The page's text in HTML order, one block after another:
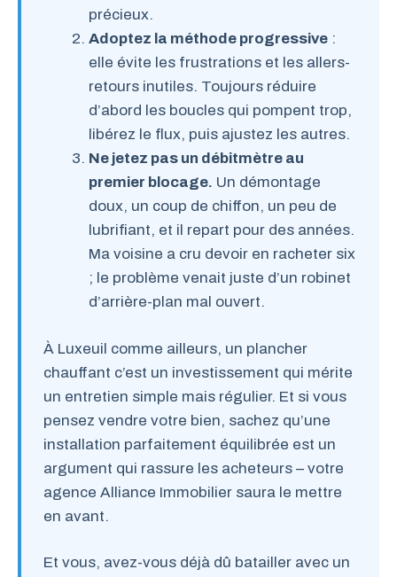
précieux.
Adoptez la méthode progressive :
elle évite les frustrations et les allers-
retours inutiles. Toujours réduire
d’abord les boucles qui pompent trop,
libérez le flux, puis ajustez les autres.
Ne jetez pas un débitmètre au
premier blocage. Un démontage
doux, un coup de chiffon, un peu de
lubrifiant, et il repart pour des années.
Ma voisine a cru devoir en racheter six
; le problème venait juste d’un robinet
d’arrière-plan mal ouvert.
À Luxeuil comme ailleurs, un plancher
chauffant c’est un investissement qui mérite
un entretien simple mais régulier. Et si vous
pensez vendre votre bien, sachez qu’une
installation parfaitement équilibrée est un
argument qui rassure les acheteurs – votre
agence Alliance Immobilier saura le mettre
en avant.
Et vous, avez-vous déjà dû batailler avec un